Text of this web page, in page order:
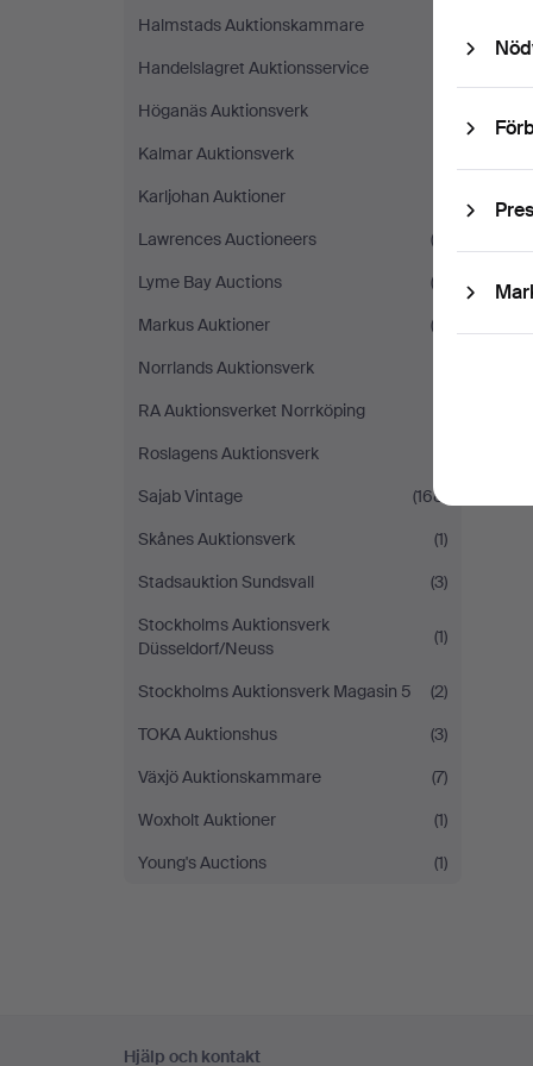
Halmstads Auktionskammare
Handelslagret Auktionsservice
Höganäs Auktionsverk
Kalmar Auktionsverk
Karljohan Auktioner
Lawrences Auctioneers
(2)
Lyme Bay Auctions
(2)
Markus Auktioner
(3)
Norrlands Auktionsverk
RA Auktionsverket Norrköping
Roslagens Auktionsverk
Sajab Vintage
(168)
Skånes Auktionsverk
(1)
Stadsauktion Sundsvall
(3)
Stockholms Auktionsverk
Düsseldorf/Neuss
(1)
Stockholms Auktionsverk Magasin 5
(2)
TOKA Auktionshus
(3)
Växjö Auktionskammare
(7)
Woxholt Auktioner
(1)
Young's Auctions
(1)
Hjälp och kontakt